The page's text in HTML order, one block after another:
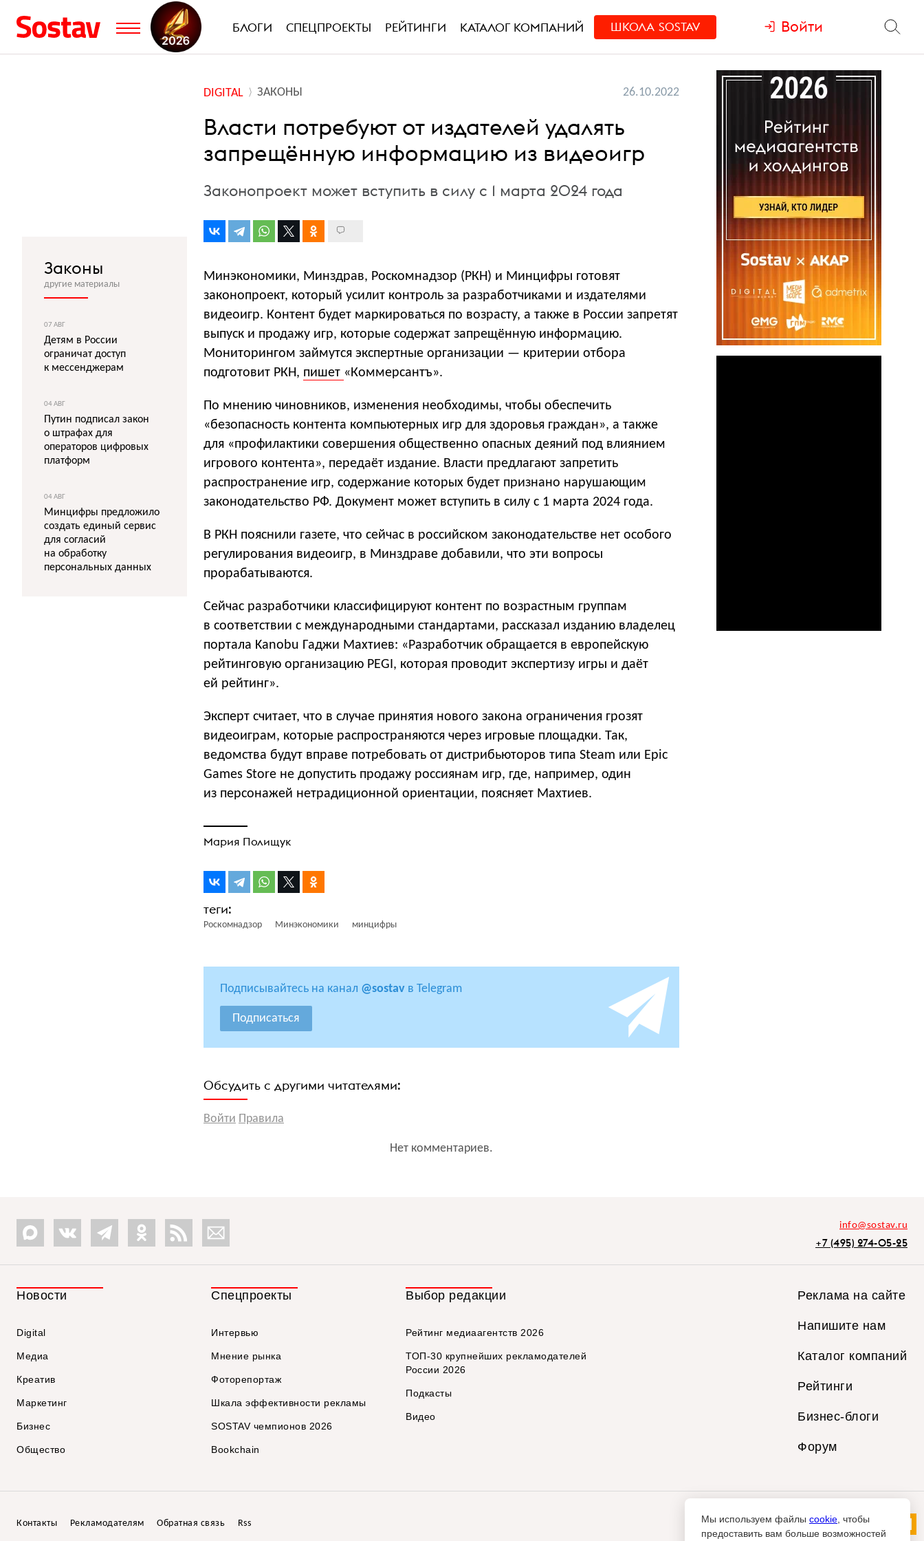
БЛОГИ СПЕЦПРОЕКТЫ РЕЙТИНГИ КАТАЛОГ КОМПАНИЙ ШКОЛА SOSTAV Войти
DIGITAL ЗАКОНЫ 26.10.2022
Власти потребуют от издателей удалять
запрещённую информацию из видеоигр
Законопроект может вступить в силу с 1 марта 2024 года
Минэкономики, Минздрав, Роскомнадзор (РКН) и Минцифры готовят
законопроект, который усилит контроль за разработчиками и издателями
видеоигр. Контент будет маркироваться по возрасту, а также в России запретят
выпуск и продажу игр, которые содержат запрещённую информацию.
Мониторингом займутся экспертные организации — критерии отбора
подготовит РКН, пишет «Коммерсантъ».
По мнению чиновников, изменения необходимы, чтобы обеспечить
«безопасность контента компьютерных игр для здоровья граждан», а также
для «профилактики совершения общественно опасных деяний под влиянием
игрового контента», передаёт издание. Власти предлагают запретить
распространение игр, содержание которых будет признано нарушающим
законодательство РФ. Документ может вступить в силу с 1 марта 2024 года.
В РКН пояснили газете, что сейчас в российском законодательстве нет особого
регулирования видеоигр, в Минздраве добавили, что эти вопросы
прорабатываются.
Сейчас разработчики классифицируют контент по возрастным группам
в соответствии с международными стандартами, рассказал изданию владелец
портала Kanobu Гаджи Махтиев: «Разработчик обращается в европейскую
рейтинговую организацию PEGI, которая проводит экспертизу игры и даёт
ей рейтинг».
Эксперт считает, что в случае принятия нового закона ограничения грозят
видеоиграм, которые распространяются через игровые площадки. Так,
ведомства будут вправе потребовать от дистрибьюторов типа Steam или Epic
Games Store не допустить продажу россиянам игр, где, например, один
из персонажей нетрадиционной ориентации, поясняет Махтиев.
Мария Полищук
Роскомнадзор Минэкономики минцифры
Подписывайтесь на канал @sostav в Telegram
Подписаться
Обсудить с другими читателями:
Войти Правила
Нет комментариев.
Законы
другие материалы
07 АВГ
Детям в России
ограничат доступ
к мессенджерам
04 АВГ
Путин подписал закон
о штрафах для
операторов цифровых
платформ
04 АВГ
Минцифры предложило
создать единый сервис
для согласий
на обработку
персональных данных
info@sostav.ru
+7 (495) 274-05-25
Новости
Digital
Медиа
Креатив
Маркетинг
Бизнес
Общество
Спецпроекты
Интервью
Мнение рынка
Фоторепортаж
Шкала эффективности рекламы
SOSTAV чемпионов 2026
Bookchain
Выбор редакции
Рейтинг медиаагентств 2026
ТОП-30 крупнейших рекламодателей
России 2026
Подкасты
Видео
Реклама на сайте
Напишите нам
Каталог компаний
Рейтинги
Бизнес-блоги
Форум
Контакты Рекламодателям Обратная связь Rss Мы используем файлы cookie , чтобы
предоставить вам больше возможностей